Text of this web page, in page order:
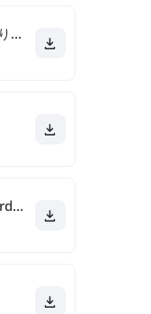
qrコード読み取りアプリ
Riverside: Record podcasts